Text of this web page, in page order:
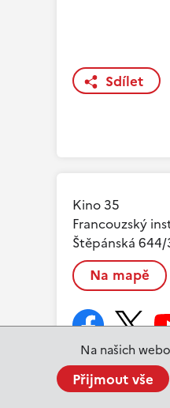
Na našich
Přijmout vše
Sdílet
Kino 35
Francouzský
Štěpánská 644/
Na mapě
© 2023 Institut